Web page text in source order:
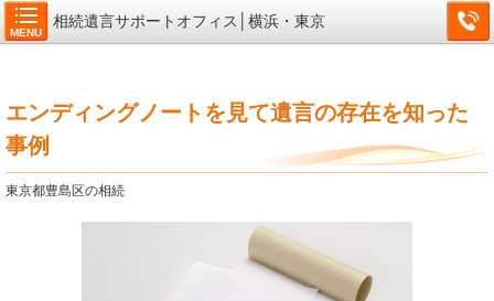
MENU
相続遺言サポートオフィス│横浜・東京
エンディングノートを見て遺言の存在を知った
事例
東京都豊島区の相続